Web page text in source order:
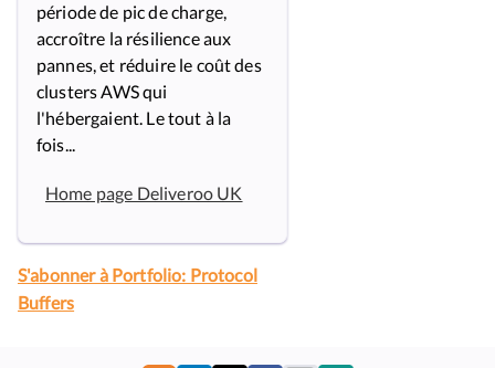
période de pic de charge,
accroître la résilience aux
pannes, et réduire le coût des
clusters AWS qui
l'hébergaient. Le tout à la
fois...
Home page Deliveroo UK
S'abonner à Portfolio: Protocol
Buffers